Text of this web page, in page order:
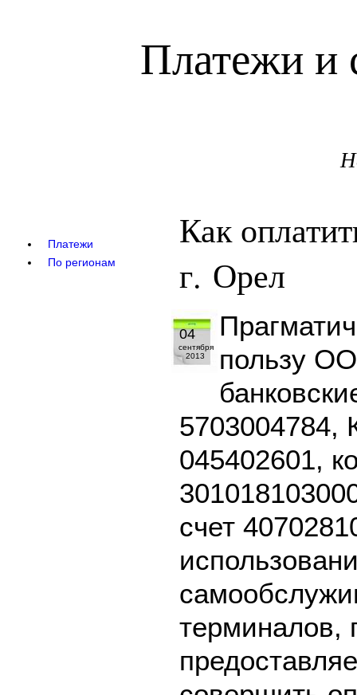
Платежи и
Платежи
По регионам
Как
г. Орел
04
сентября
2013
пользу
5703004784,
045402601,
счет
терминалов,